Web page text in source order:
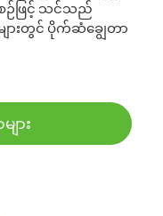
ဉ်ဖြင့် သင်သည်
ျားတွင် ပိုက်ဆံချွေတာ
ား